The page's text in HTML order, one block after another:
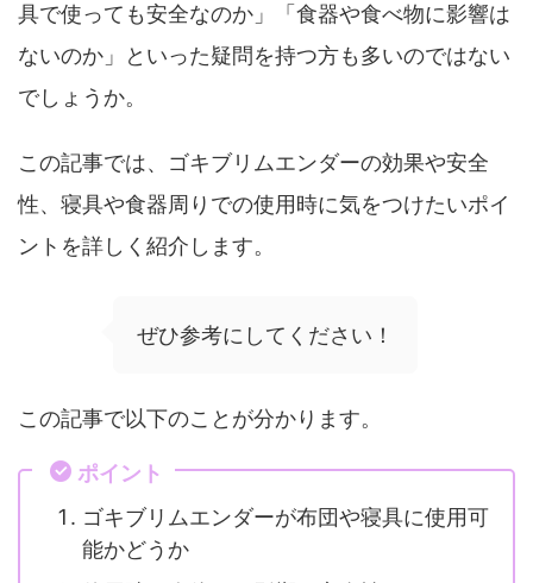
具で使っても安全なのか」「食器や食べ物に影響は
ないのか」といった疑問を持つ方も多いのではない
でしょうか。
この記事では、ゴキブリムエンダーの効果や安全
性、寝具や食器周りでの使用時に気をつけたいポイ
ントを詳しく紹介します。
ぜひ参考にしてください！
この記事で以下のことが分かります。
ポイント
ゴキブリムエンダーが布団や寝具に使用可
能かどうか